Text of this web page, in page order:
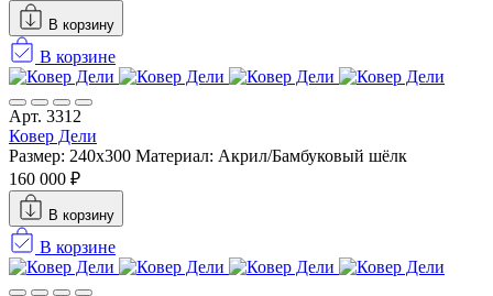
В корзину
В корзине
Арт. 3312
Ковер Дели
Размер: 240х300 Материал: Акрил/Бамбуковый шёлк
160 000 ₽
В корзину
В корзине